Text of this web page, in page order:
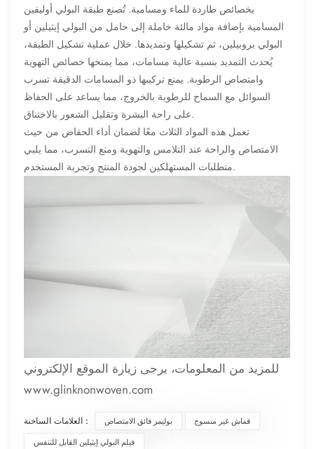
بخصائص طاردة للماء ومسامية. تُصنع طبقة البولي أوليفين
المسامية بإضافة مواد مالئة خاملة إلى حامل من البولي إيثيلين أو
البولي بروبيلين، ثم تشكيلها وتمديدها. خلال عملية تشكيل الطبقة،
يُحدث التمديد بنسبة عالية مسامات، مما يمنحها خصائص التهوية
وامتصاص الرطوبة. يمنع تركيبها ذو المسامات الدقيقة تسرب
السوائل مع السماح للرطوبة بالخروج، مما يساعد على الحفاظ
على راحة البشرة وتقليل الشعور بالاختناق.
تعمل هذه المواد الثلاث معًا لضمان أداء الحفاض من حيث
الامتصاص والراحة عند التلامس والتهوية ومنع التسرب، مما يلبي
متطلبات المستهلكين لجودة المنتج وتجربة المستخدم.
للمزيد من المعلومات، يرجى زيارة الموقع الإلكتروني
www.glinknonwoven.com
العلامات الساخنة : بوليمر فائق الامتصاص
قماش غير منسوج
فيلم البولي إيثيلين القابل للتنفس